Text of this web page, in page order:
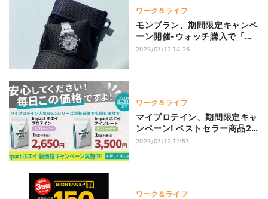
ワーク＆ライフ
モンブラン、期間限定キャンペ
ーン開催-ウォッチ購入で「ウ
ォッチクッションポーチ」プレ
2023/07/12 14:26
ワーク＆ライフ
マイプロテイン、期間限定キャ
ンペーン! ベストセラー商品2
種を新価格で提供
2023/07/12 11:57
ワーク＆ライフ